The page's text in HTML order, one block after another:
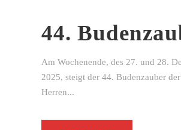
44.
Am Wochenende, des 27. und 28.
2025, steigt der 44. Budenzauber
Herren...